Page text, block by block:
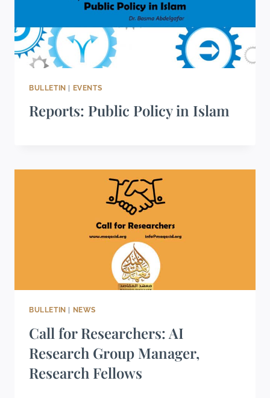
BULLETIN | EVENTS
Reports: Public Policy in Islam
BULLETIN NEWS
Call for Researchers: AI
Research Group Manager,
Research Fellows